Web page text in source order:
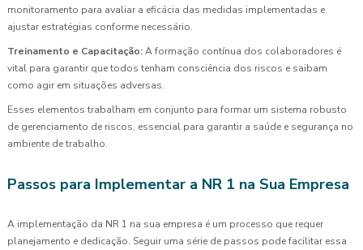
monitoramento para avaliar a eficácia das medidas implementadas e
ajustar estratégias conforme necessário.
Treinamento e Capacitação:A formação contínua dos colaboradores é
vital para garantir que todos tenham consciência dos riscos e saibam
como agir em situações adversas.
Esses elementos trabalham em conjunto para formar um sistema robusto
de gerenciamento de riscos, essencial para garantir a saúde e segurança no
ambiente de trabalho.
Passos para Implementar a NR 1 na Sua Empresa
A implementação da NR 1 na sua empresa é um processo que requer
planejamento e dedicação. Seguir uma série de passos pode facilitar essa